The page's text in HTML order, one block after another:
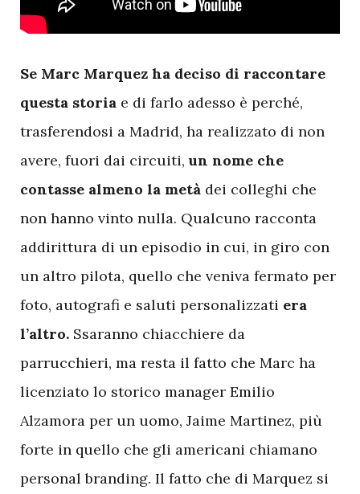
Se Marc Marquez ha deciso di raccontare
questa storia e di farlo adesso è perché,
trasferendosi a Madrid, ha realizzato di non
avere, fuori dai circuiti,un nome che
contasse almeno la metà dei colleghi che
non hanno vinto nulla. Qualcuno racconta
addirittura di un episodio in cui, in giro con
un altro pilota, quello che veniva fermato per
foto, autografi e saluti personalizzati era
l’altro. Ssaranno chiacchiere da
parrucchieri, ma resta il fatto che Marc ha
licenziato lo storico manager Emilio
Alzamora per un uomo, Jaime Martinez, più
forte in quello che gli americani chiamano
personal branding. Il fatto che di Marquez si